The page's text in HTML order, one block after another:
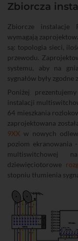
Zbiorcza
Zbiorcze instalacje
wymagają
są: topologia sieci,
przewodu.
systemu, aby na
sygnałów były zgodne
Poniżej
instalacji
64 mieszkania
zaprojektowana
9XX w nowych
poziom ekranowania
multiswitchowej
dziewięciotorowe
stopniu tłumienia